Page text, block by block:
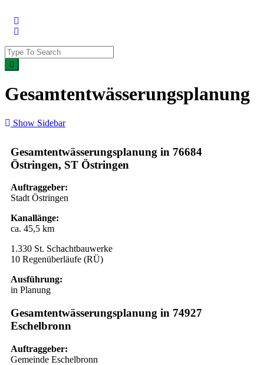
Gesamtentwässerungsplanung
Show Sidebar
Gesamtentwässerungsplanung in 76684
Östringen, ST Östringen
Auftraggeber:
Stadt Östringen
Kanallänge:
ca. 45,5 km
1.330 St. Schachtbauwerke
10 Regenüberläufe (RÜ)
Ausführung:
in Planung
Gesamtentwässerungsplanung in 74927
Eschelbronn
Auftraggeber:
Gemeinde Eschelbronn